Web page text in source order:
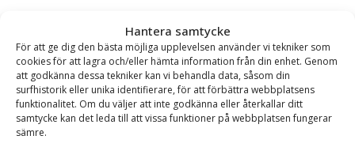
Hantera samtycke
För att ge dig den bästa möjliga upplevelsen använder vi tekniker som
cookies för att lagra och/eller hämta information från din enhet. Genom
att godkänna dessa tekniker kan vi behandla data, såsom din
surfhistorik eller unika identifierare, för att förbättra webbplatsens
funktionalitet. Om du väljer att inte godkänna eller återkallar ditt
samtycke kan det leda till att vissa funktioner på webbplatsen fungerar
sämre.
Frontplaneringsskopa PLG – fäste Stora BM, bredd 2500
mm, djup 1150 mm, vikt 520 kg, för maskinvikt 4-9 ton
Frontplaneringsskopa för traktor och hjullastare – för
exakt markutjämning.En robust och högpresterande
frontplaneringsskopa för traktorer, hjullastare och
kompaktlastare i viktklassen 4–9 ton. Skopan är framtagen för